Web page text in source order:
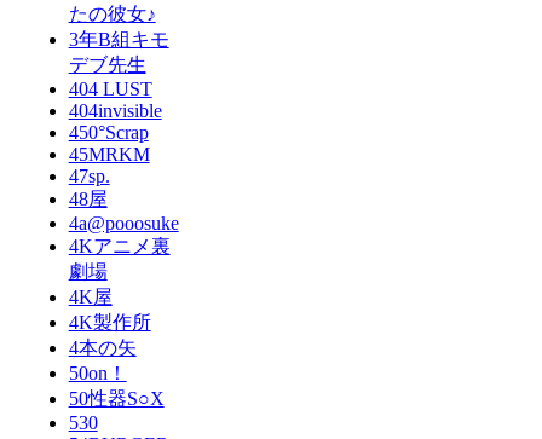
たの彼女♪
3年B組キモ
デブ先生
404 LUST
404invisible
450°Scrap
45MRKM
47sp.
48屋
4a@pooosuke
4Kアニメ裏
劇場
4K屋
4K製作所
4本の矢
50on！
50性器S○X
530